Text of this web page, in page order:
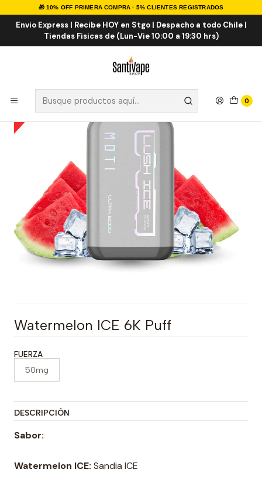
🎁 10% OFF PRIMERA COMPRA · 5% CLIENTES REGISTRADOS
Envio Express | Recibe HOY en Stgo | Despacho a todo Chile |
Tiendas Fisicas de (Lun-Vie 10:00 a 19:30 hrs)
0
Inicio VAPE DESECHABLES VAPE FRUTALES ICE
Watermelon ICE 6K Puff
Watermelon ICE 6K Puff
FUERZA
50mg
DESCRIPCIÓN
Sabor:
Watermelon ICE: Sandia ICE